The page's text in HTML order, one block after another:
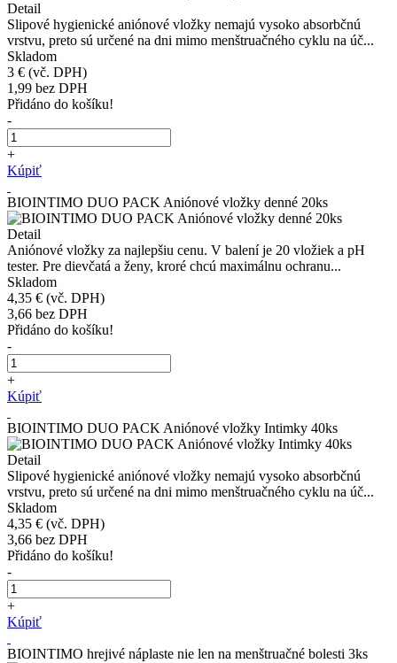
Detail
Slipové hygienické aniónové vložky nemajú vysoko absorbčnú
vrstvu, preto sú určené na dni mimo menštruačného cyklu na úč...
Skladom
3 € (vč. DPH)
1,99 bez DPH
Přidáno do košíku!
-
+
Kúpiť
BIOINTIMO DUO PACK Aniónové vložky denné 20ks
Detail
Aniónové vložky za najlepšiu cenu. V balení je 20 vložiek a pH
tester. Pre dievčatá a ženy, kroré chcú maximálnu ochranu...
Skladom
4,35 € (vč. DPH)
3,66 bez DPH
Přidáno do košíku!
-
+
Kúpiť
BIOINTIMO DUO PACK Aniónové vložky Intimky 40ks
Detail
Slipové hygienické aniónové vložky nemajú vysoko absorbčnú
vrstvu, preto sú určené na dni mimo menštruačného cyklu na úč...
Skladom
4,35 € (vč. DPH)
3,66 bez DPH
Přidáno do košíku!
-
+
Kúpiť
BIOINTIMO hrejivé náplaste nie len na menštruačné bolesti 3ks